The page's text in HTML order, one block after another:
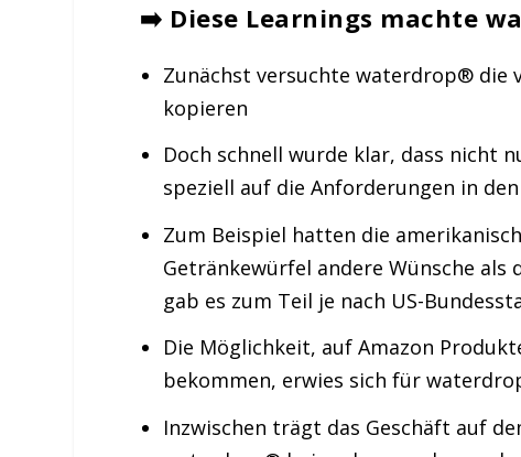
➡️ Diese Learnings machte
Zunächst versuchte waterdrop® die
kopieren
Doch schnell wurde klar, dass nicht
speziell auf die Anforderungen in
Zum Beispiel hatten die
Getränkewürfel andere Wünsche
gab es zum Teil je nach US-
Die Möglichkeit, auf Amazon
bekommen, erwies sich für
Inzwischen trägt das Geschäft auf